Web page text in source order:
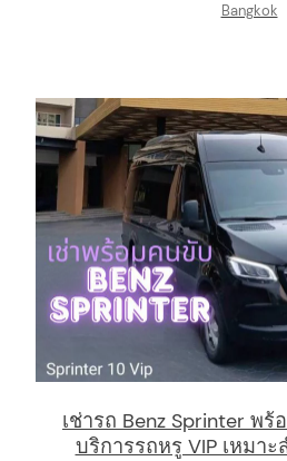
Bangkok
เช่ารถ Benz Sprinter พ
บริการรถหรู VIP เหมา